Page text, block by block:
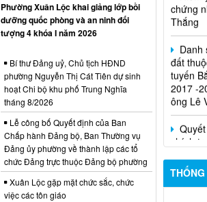
Danh
đất
tuyến
2017 -
ông Lê
Quyết
chính
Trần
Phường Xuân Lộc khai giảng lớp bồi
dưỡng quốc phòng và an ninh đối
tượng 4 khóa I năm 2026
Bí thư Đảng uỷ, Chủ tịch HĐND
phường Nguyễn Thị Cát Tiên dự sinh
hoạt Chi bộ khu phố Trung Nghĩa
tháng 8/2026
Lễ công bố Quyết định của Ban
Chấp hành Đảng bộ, Ban Thường vụ
Đảng ủy phường về thành lập các tổ
chức Đảng trực thuộc Đảng bộ phường
Xuân Lộc gặp mặt chức sắc, chức
việc các tôn giáo